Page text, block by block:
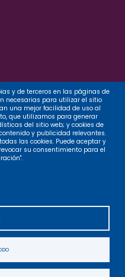
y de terceros en las páginas de
necesarias para utilizar el sitio
una mejor facilidad de uso al
que utilizamos para generar
del sitio web; y cookies de
y publicidad relevantes.
todas las cookies. Puede aceptar y
su consentimiento para el